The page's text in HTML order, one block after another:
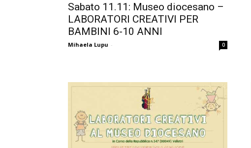
Sabato 11.11: Museo diocesano –
LABORATORI CREATIVI PER
BAMBINI 6-10 ANNI
Mihaela Lupu - 0